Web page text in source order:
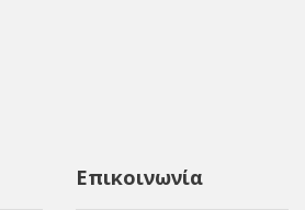
Επικοινωνία